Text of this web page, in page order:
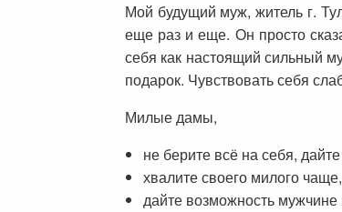
Мой будущий муж, житель г.
еще раз и еще. Он просто
себя как настоящий сильный
подарок. Чувствовать себя
Милые дамы,
не берите всё на себя,
хвалите своего милого
дайте возможность